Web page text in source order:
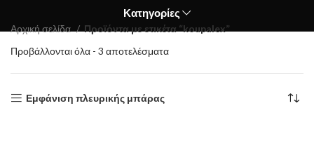
Κατηγορίες
Αρχική σελίδα
Προϊόντα με ετικέτα “koupalex”
Προβάλλονται όλα - 3 αποτελέσματαSorted
Εμφάνιση πλευρικής μπάρας